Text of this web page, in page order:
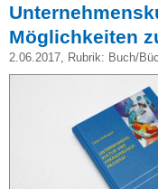
Möglichkeiten
2.06.2017, Rubrik: Buch/